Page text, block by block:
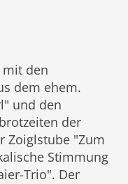
den
dem ehem.
und den
der
Zoiglstube "Zum
Stimmung
Trio". Der